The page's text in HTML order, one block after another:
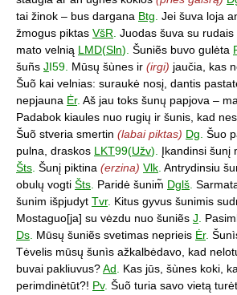
tai žinok – bus dargana Btg. Jei šuva loja
žmogus piktas VšR. Juodas šuva su
mato velnią LMD(Sln). Šuniẽs buvo gulėta
šuñs JI59. Mūsų šùnes ir (irgi) jaučia, kas
Šuõ kai velnias: suraukė nosį, dantis
nepjauna Ėr. Aš jau toks šunų papjova –
Padabok kiaules nuo rugių ir šunis, kad
Šuõ stveria smertin (labai piktas) Dg. Šuo
pulna, draskos LKT99(Užv). Įkandinsi šunį
Šts. Šunį piktina (erzina) Vlk. Antrydinsiu
obulų vogti Šts. Paridė šunim̃ Dglš.
šunim išpjudyt Tvr. Kitus gyvus šunimis
Mostaguo[ja] su vėzdu nuo šuniẽs J.
Ds. Mūsų šuniẽs svetimas neprieis Ėr.
Tėvelis mūsų šunìs ažkalbėdavo, kad
buvai pakliuvus?Ad. Kas jūs, šùnes koki,
perimdinėtūt?! Pv. Šuõ turia savo vietą